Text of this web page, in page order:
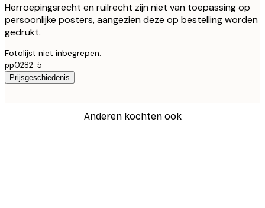
Herroepingsrecht en ruilrecht zijn niet van toepassing op
persoonlijke posters, aangezien deze op bestelling worden
gedrukt.
Fotolijst niet inbegrepen.
pp0282-5
Prijsgeschiedenis
Anderen kochten ook